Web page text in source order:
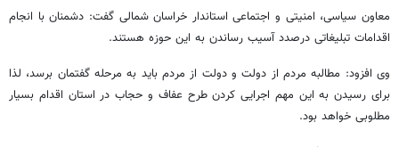
معاون سیاسی، امنیتی و اجتماعی استاندار خراسان شمالی گفت: دشمنان با انجام
اقدامات تبلیغاتی درصدد آسیب رساندن به این حوزه هستند.
وی افزود: مطالبه مردم از دولت و دولت از مردم باید به مرحله گفتمان برسد، لذا
برای رسیدن به این مهم اجرایی کردن طرح عفاف و حجاب در استان اقدام بسیار
مطلوبی خواهد بود.